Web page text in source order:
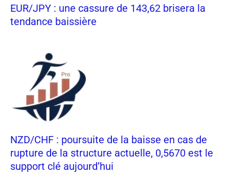
EUR/JPY : une cassure de 143,62 brisera la
tendance baissière
NZD/CHF : poursuite de la baisse en cas de
rupture de la structure actuelle, 0,5670 est le
support clé aujourd’hui